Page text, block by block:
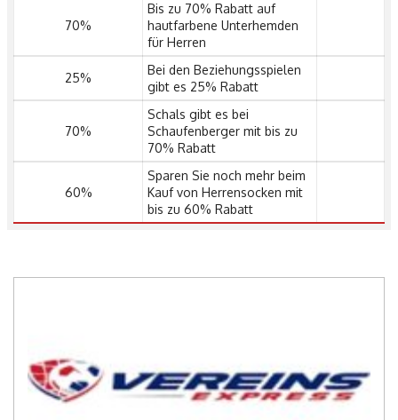
70%
Bis zu 70% Rabatt auf
hautfarbene Unterhemden
für Herren
25%
Bei den Beziehungsspielen
gibt es 25% Rabatt
70%
Schals gibt es bei
Schaufenberger mit bis zu
70% Rabatt
60%
Sparen Sie noch mehr beim
Kauf von Herrensocken mit
bis zu 60% Rabatt